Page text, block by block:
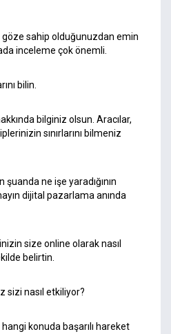
göze sahip olduğunuzdan emin
inceleme çok önemli.
bilin.
bilginiz olsun. Aracılar,
sınırlarını bilmeniz
şuanda ne işe yaradığının
dijital pazarlama anında
size online olarak nasıl
belirtin.
sizi nasıl etkiliyor?
konuda başarılı hareket